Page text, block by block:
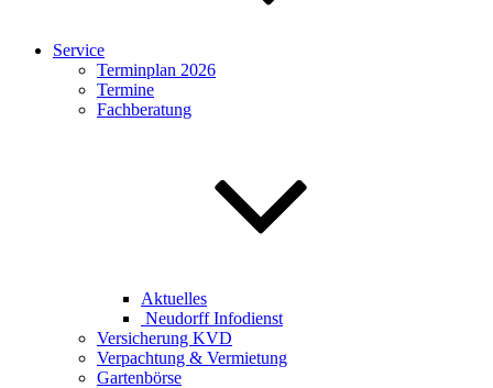
Service
Terminplan 2026
Termine
Fachberatung
Aktuelles
Neudorff Infodienst
Versicherung KVD
Verpachtung & Vermietung
Gartenbörse